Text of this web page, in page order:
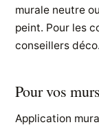
murale neutre
peint. Pour les
conseillers déco.
Pour vos
Application